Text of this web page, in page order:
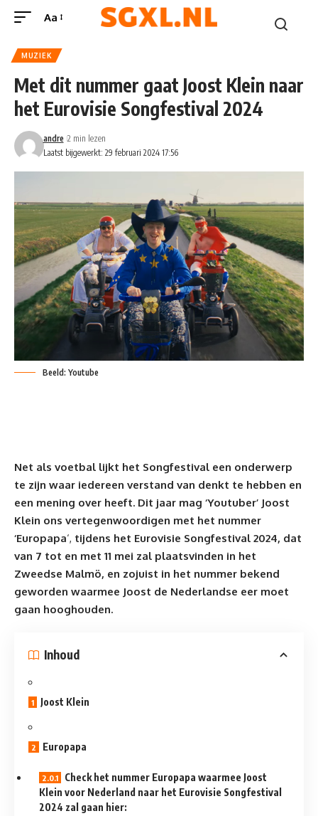
Aa
MUZIEK
Met dit nummer gaat Joost Klein naar
het Eurovisie Songfestival 2024
Laatst bijgewerkt: 29 februari 2024 17:56
andre 2 min lezen
Beeld: Youtube
Net als voetbal lijkt het Songfestival een onderwerp
te zijn waar iedereen verstand van denkt te hebben en
een mening over heeft. Dit jaar mag ‘Youtuber’ Joost
Klein ons vertegenwoordigen met het nummer
‘Europapa‘, tijdens het Eurovisie Songfestival 2024, dat
van 7 tot en met 11 mei zal plaatsvinden in het
Zweedse Malmö, en zojuist in het nummer bekend
geworden waarmee Joost de Nederlandse eer moet
gaan hooghouden.
Inhoud
Joost Klein
Europapa
Check het nummer Europapa waarmee Joost
Klein voor Nederland naar het Eurovisie Songfestival
2024 zal gaan hier: